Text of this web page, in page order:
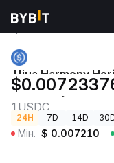
Ціни
Ціна Harmony
(Harmony)
1USDC
24H 7D 14D
Мін. $ 0.007210